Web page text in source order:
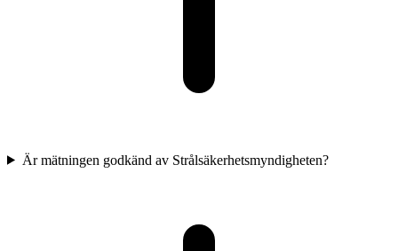
Är mätningen godkänd av Strålsäkerhetsmyndigheten?